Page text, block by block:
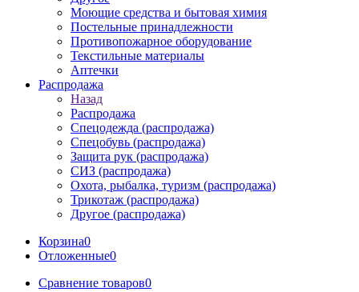
Моющие средства и бытовая химия
Постельные принадлежности
Противопожарное оборудование
Текстильные материалы
Аптечки
Распродажа
Назад
Распродажа
Спецодежда (распродажа)
Спецобувь (распродажа)
Защита рук (распродажа)
СИЗ (распродажа)
Охота, рыбалка, туризм (распродажа)
Трикотаж (распродажа)
Другое (распродажа)
Корзина0
Отложенные0
Сравнение товаров0